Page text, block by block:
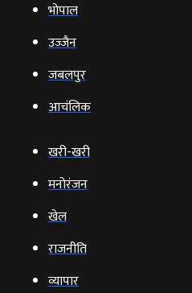
भोपाल
उज्‍जैन
जबलपुर
आचंलिक
खरी-खरी
मनोरंजन
खेल
राजनीति
व्‍यापार